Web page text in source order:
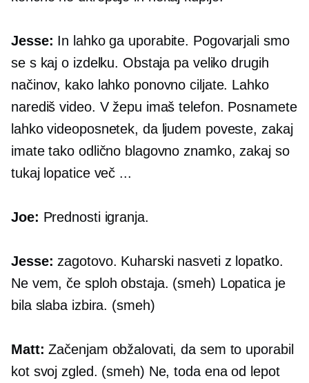
Jesse: In lahko ga uporabite. Pogovarjali smo
se s kaj o izdelku. Obstaja pa veliko drugih
načinov, kako lahko ponovno ciljate. Lahko
narediš video. V žepu imaš telefon. Posnamete
lahko videoposnetek, da ljudem poveste, zakaj
imate tako odlično blagovno znamko, zakaj so
tukaj lopatice več ...
Joe: Prednosti igranja.
Jesse: zagotovo. Kuharski nasveti z lopatko.
Ne vem, če sploh obstaja. (smeh) Lopatica je
bila slaba izbira. (smeh)
Matt: Začenjam obžalovati, da sem to uporabil
kot svoj zgled. (smeh) Ne, toda ena od lepot